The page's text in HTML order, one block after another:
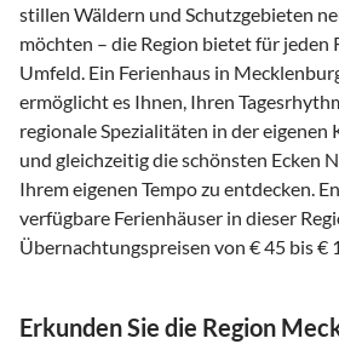
stillen Wäldern und Schutzgebieten
möchten – die Region bietet für jeden
Umfeld. Ein Ferienhaus in
ermöglicht es Ihnen, Ihren
regionale Spezialitäten in der eigenen
und gleichzeitig die schönsten Ecken
Ihrem eigenen Tempo zu entdecken.
verfügbare Ferienhäuser in dieser
Übernachtungspreisen von € 45 bis €
Erkunden Sie die Region